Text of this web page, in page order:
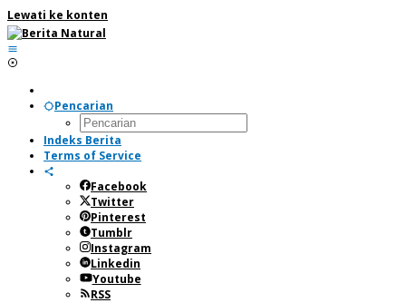
Lewati ke konten
Pencarian
Indeks Berita
Terms of Service
Facebook
Twitter
Pinterest
Tumblr
Instagram
Linkedin
Youtube
RSS